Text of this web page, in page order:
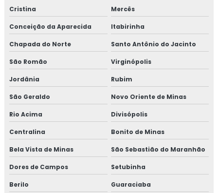
Cristina Mercês
Conceição da Aparecida Itabirinha
Chapada do Norte Santo Antônio do Jacinto
São Romão Virginópolis
Jordânia Rubim
São Geraldo Novo Oriente de Minas
Rio Acima Divisópolis
Centralina Bonito de Minas
Bela Vista de Minas São Sebastião do Maranhão
Dores de Campos Setubinha
Berilo Guaraciaba